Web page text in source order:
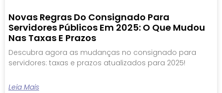
Novas Regras Do Consignado Para
Servidores Públicos Em 2025: O Que Mudou
Nas Taxas E Prazos
Descubra agora as mudanças no consignado para
servidores: taxas e prazos atualizados para 2025!
Leia Mais